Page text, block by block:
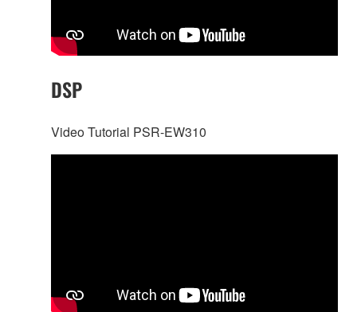
DSP
Video Tutorial PSR-EW310